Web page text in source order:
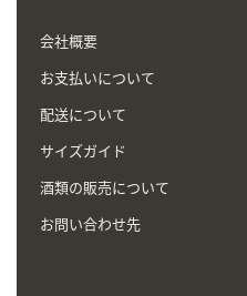
会社概要
お支払いについて
配送について
サイズガイド
酒類の販売について
お問い合わせ先